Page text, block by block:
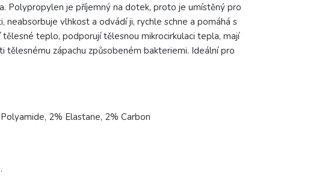
Polypropylen je příjemný na dotek, proto je umístěný pro
vlhkost a odvádí ji, rychle schne a pomáhá s
teplo, podporují tělesnou mikrocirkulaci tepla, mají
tělesnému zápachu způsobeném bakteriemi. Ideální pro
2% Elastane, 2% Carbon